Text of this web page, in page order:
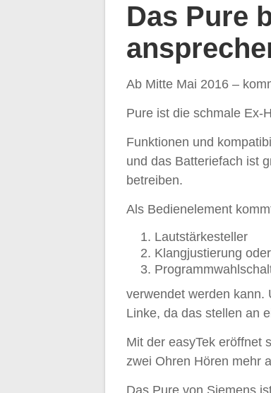
Das Pure
Ab Mitte Mai 2016 –
Pure ist die schmale Ex-
Funktionen und
und das Batteriefach ist
betreiben.
Als Bedienelement
Lautstärkesteller
Klangjustierung oder
verwendet werden kann.
Linke, da das stellen an
Mit der easyTek eröffnet
zwei Ohren Hören mehr